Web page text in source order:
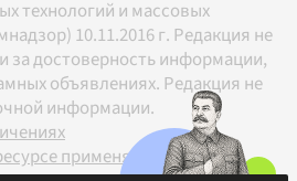
технологий и массовых
10.11.2016 г. Редакция не
за достоверность информации,
объявлениях. Редакция не
информации.
применяются